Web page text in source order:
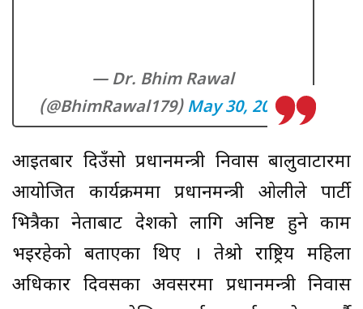
— Dr. Bhim Rawal
(@BhimRawal179)May 30, 2021
आइतबार दिउँसो प्रधानमन्त्री निवास बालुवाटारमा
आयोजित कार्यक्रममा प्रधानमन्त्री ओलीले पार्टी
भित्रैका नेताबाट देशको लागि अनिष्ट हुने काम
भइरहेको बताएका थिए । तेश्रो राष्ट्रिय महिला
अधिकार दिवसका अवसरमा प्रधानमन्त्री निवास